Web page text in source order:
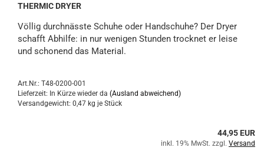
THERMIC DRYER
Völlig durchnässte Schuhe oder Handschuhe? Der Dryer
schafft Abhilfe: in nur wenigen Stunden trocknet er leise
und schonend das Material.
Art.Nr.: T48-0200-001
Lieferzeit: In Kürze wieder da (Ausland abweichend)
Versandgewicht: 0,47 kg je Stück
44,95 EUR
inkl. 19% MwSt. zzgl. Versand